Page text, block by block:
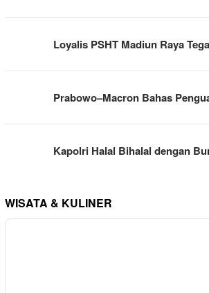
Loyalis PSHT Madiun Raya
Prabowo–Macron Bahas
Kapolri Halal Bihalal dengan
WISATA & KULINER